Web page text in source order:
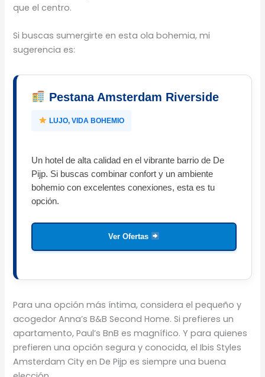
que el centro.
Si buscas sumergirte en esta ola bohemia, mi
sugerencia es:
Pestana Amsterdam Riverside
LUJO, VIDA BOHEMIO
Un hotel de alta calidad en el vibrante barrio de De
Pijp. Si buscas combinar confort y un ambiente
bohemio con excelentes conexiones, esta es tu
opción.
Ver Ofertas
Para una opción más íntima, considera el pequeño y
acogedor Anna’s B&B Second Home. Si prefieres un
apartamento, Paul’s BnB es magnífico. Y para quienes
prefieren una opción segura y conocida, el Ibis Styles
Amsterdam City en De Pijp es siempre una buena